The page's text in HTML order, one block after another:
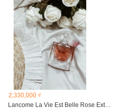
2,330,000 ₫
Lancome La Vie Est Belle Rose Extraordinaire 2O24